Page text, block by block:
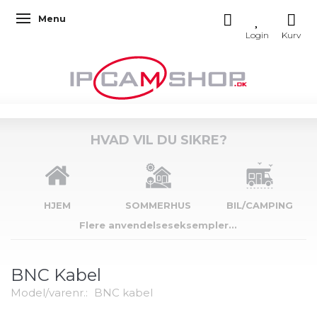
Skifte navigation
Menu
HVAD VIL DU SIKRE?
HJEM SOMMERHUS
BIL/CAMPING
Flere anvendelseseksempler...
BNC Kabel
Model/varenr.: BNC kabel